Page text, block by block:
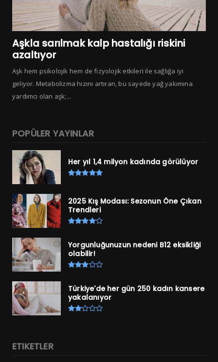
Aşkla sarılmak kalp hastalığı riskini
azaltıyor
Aşk hem psikolojik hem de fizyolojik etkileri ile sağlığa iyi
geliyor. Metabolizma hızını artıran, bu sayede yağ yakımına
yardımcı olan aşk;...
POPÜLER YAYINLAR
Her yıl 1,4 milyon kadında görülüyor
2025 Kış Modası: Sezonun Öne Çıkan
Trendleri
Yorgunluğunuzun nedeni B12 eksikliği
olabilir!
Türkiye'de her gün 250 kadın kansere
yakalanıyor
ETIKETLER